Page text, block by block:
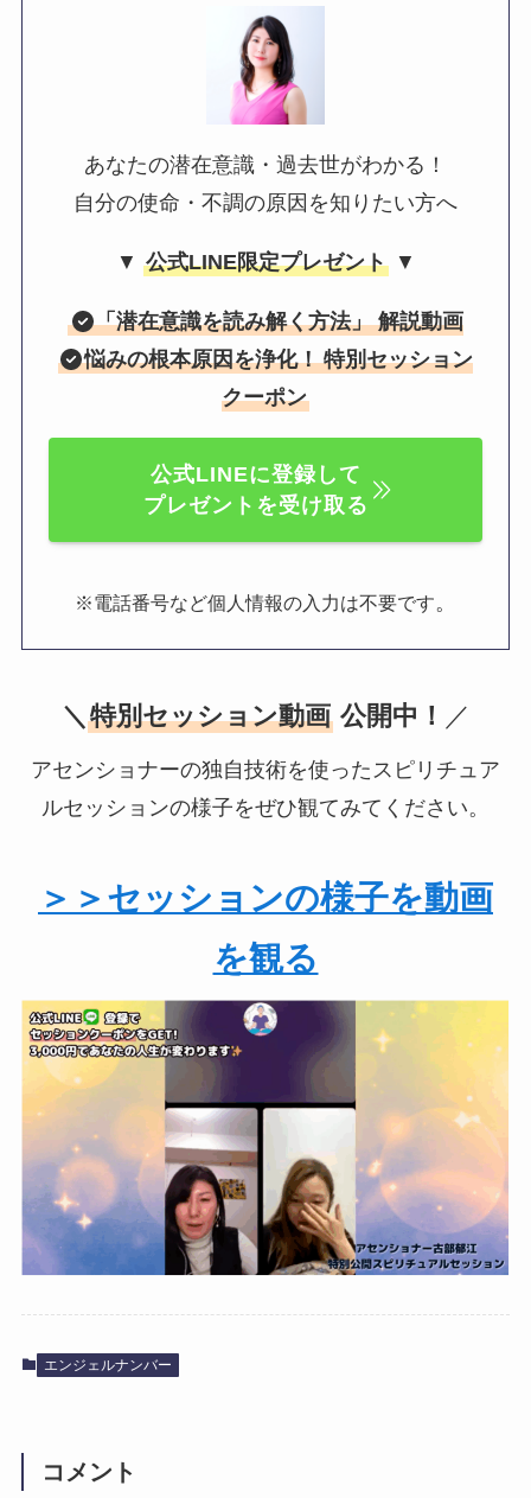
あなたの潜在意識・過去世がわかる！
自分の使命・不調の原因を知りたい方へ
▼ 公式LINE限定プレゼント▼
「潜在意識を読み解く方法」 解説動画
悩みの根本原因を浄化！ 特別セッション
クーポン
公式LINEに登録して
プレゼントを受け取る
※電話番号など個人情報の入力は不要です。
＼ 特別セッション動画公開中！ ／
アセンショナーの独自技術を使ったスピリチュア
ルセッションの様子をぜひ観てみてください。
＞＞セッションの様子を動画
を観る
エンジェルナンバー
コメント